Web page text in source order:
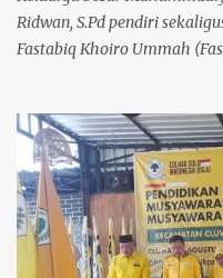
dia. Baca ju...
Ridwan, S.Pd pendiri
Fastabiq Khoiro Ummah
Muhammadiyah Pati dan
yang terafiliasi dengan
Fastabiq, RSU Fastabiq
berbagai elemen
Semasa hidupnya,
ekonomi syariah dan sosial